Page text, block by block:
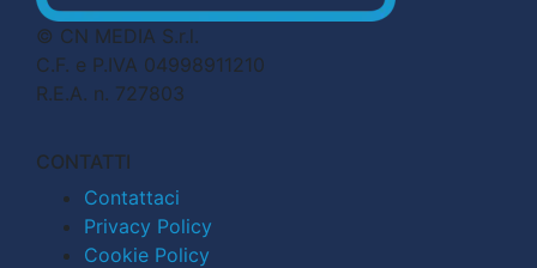
© CN MEDIA S.r.l.
C.F. e P.IVA 04998911210
R.E.A. n. 727803
CONTATTI
Contattaci
Privacy Policy
Cookie Policy